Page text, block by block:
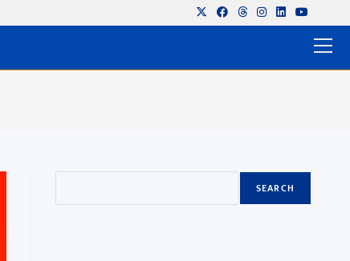
SEARCH